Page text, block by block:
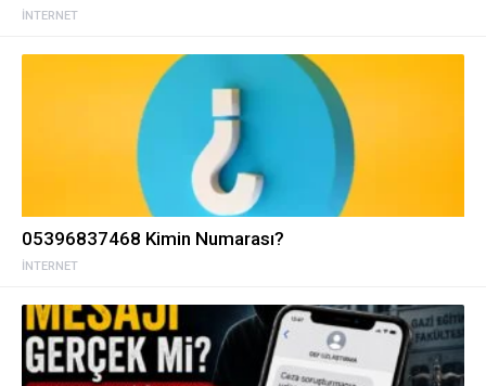
İNTERNET
İNTERNET
05396837468 Kimin Numarası?